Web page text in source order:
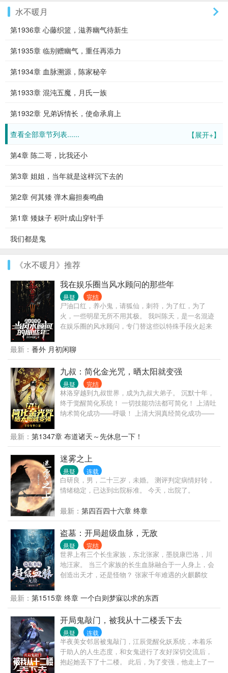
水不暖月
第1936章 心藤织篮，滋养幽气待新生
第1935章 临别赠幽气，重任再添力
第1934章 血脉溯源，陈家秘辛
第1933章 混沌五魔，月氏一族
第1932章 兄弟诉情长，使命承肩上
【展开+】
查看全部章节列表......
第4章 陈二哥，比我还小
第3章 姐姐，当年就是这样沉下去的
第2章 何其矮 弹木扁担奏鸣曲
第1章 矮妹子 积叶成山穿针手
我们都是鬼
《水不暖月》推荐
我在娱乐圈当风水顾问的那些年
悬疑 完结
尸油口红，养小鬼，请狐仙，刺符，为了红，为了
火，一些明星无所不用其极。 我叫陈天，是一名混迹
在娱乐圈的风水顾问，专门替这些以特殊手段火起来
最新： 番外 月初闲聊
九叔：简化金光咒，晒太阳就变强
悬疑 完结
林洛穿越到九叔世界，成为九叔大弟子。 沉默十年，
终于觉醒简化系统！ 一切技能功法都可简化！ 上清吐
纳术简化成功——呼吸！ 上清大洞真经简化成功——
犹如天书的修炼真诀在林洛面前变得纯粹，简单！ 九
叔：看见那个小天师了吗？我徒弟！ 四目：一休，让
你徒弟给我师侄当丫鬟，你不亏！ 千鹤：什么！我又
要打巅峰赛！还好，这次我有通天代！阿洛救我！ 半
碗清水照乾坤，一张灵符命鬼神。 脚踏阴阳八卦步，
手执木剑斩妖魂。 挥泪洒酒英灵地，道气长存天地
人。 红绳糯米今犹在，不见当年林道人！ 万界祖师九
最新： 第1347章 布道诸天～先休息一下！
迷雾之上
悬疑 连载
白研良，男，二十三岁，未婚。 测评判定病情好转，
情绪稳定，已达到出院标准。 今天，出院了。
最新： 第四百四十六章 终章
盗墓：开局超级血脉，无敌
悬疑 完结
世界上有三个长生家族，东北张家，墨脱康巴洛，川
地汪家。 当三个家族的长生血脉融合于一人身上，会
创造出天才，还是怪物？ 张家千年难遇的火麒麟纹
官，白则是我哥！ 张启山：白则的高度我永远达不
到！ 张日山：佛爷确实打不过白则！ 九门：我们愿为
白则俯首！ 当张家开始没落，陷入内乱，九门之间明
争暗斗，白则带着张起灵强势归来……
最新： 第1515章 终章 一个白则梦寐以求的东西
开局鬼敲门，被我从十二楼丢下去
悬疑 连载
半夜美女邻居被鬼敲门，江辰觉醒化妖系统，本着乐
于助人的人生态度，和女鬼进行了友好深切交流后，
抱起她丢下了十二楼。 此后，为了变强，他走上了一